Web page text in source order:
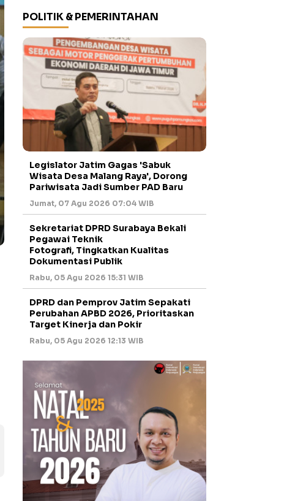
POLITIK & PEMERINTAHAN
Legislator Jatim Gagas 'Sabuk
Wisata Desa Malang Raya', Dorong
Pariwisata Jadi Sumber PAD Baru
Jumat, 07 Agu 2026 07:04 WIB
Sekretariat DPRD Surabaya Bekali
Pegawai Teknik
Fotografi, Tingkatkan Kualitas
Dokumentasi Publik
Rabu, 05 Agu 2026 15:31 WIB
DPRD dan Pemprov Jatim Sepakati
Perubahan APBD 2026, Prioritaskan
Target Kinerja dan Pokir
Rabu, 05 Agu 2026 12:13 WIB